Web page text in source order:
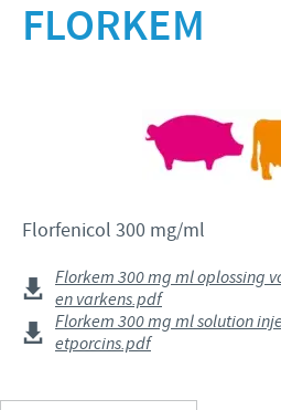
Notre mission
Recherche et
Programmes de soutien
Partenariats commerciaux
Actualités internationales
Actualités au sein du
OFFRES D'EMPLOI
Offres d'emploi
Offres d'emploi au sein du
FLORKEM
Florfenicol 300 mg/ml
Florkem 300 mg ml oplossing
en varkens.pdf
Florkem 300 mg ml solution
etporcins.pdf